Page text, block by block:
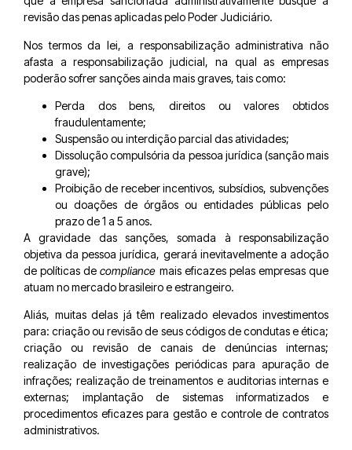
revisão das penas aplicadas pelo Poder Judiciário.
Nos termos da lei, a responsabilização administrativa não
afasta a responsabilização judicial, na qual as empresas
poderão sofrer sanções ainda mais graves, tais como:
Perda dos bens, direitos ou valores obtidos
fraudulentamente;
Suspensão ou interdição parcial das atividades;
Dissolução compulsória da pessoa jurídica (sanção mais
grave);
Proibição de receber incentivos, subsídios, subvenções
ou doações de órgãos ou entidades públicas pelo
prazo de 1 a 5 anos.
A gravidade das sanções, somada à responsabilização
objetiva da pessoa jurídica, gerará inevitavelmente a adoção
de políticas decompliance mais eficazes pelas empresas que
atuam no mercado brasileiro e estrangeiro.
Aliás, muitas delas já têm realizado elevados investimentos
para: criação ou revisão de seus códigos de condutas e ética;
criação ou revisão de canais de denúncias internas;
realização de investigações periódicas para apuração de
infrações; realização de treinamentos e auditorias internas e
externas; implantação de sistemas informatizados e
procedimentos eficazes para gestão e controle de contratos
administrativos.